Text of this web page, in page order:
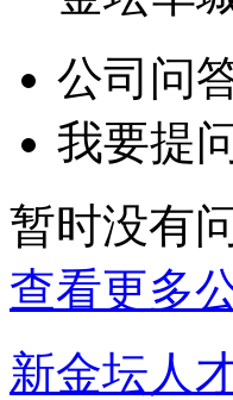
公司问
我要提
暂时没有
查看更多
新金坛人